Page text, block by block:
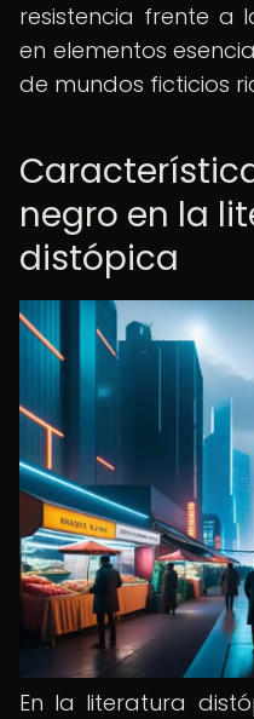
resistencia frente a
en elementos
de mundos ficticios
negro en la
distópica
En la literatura